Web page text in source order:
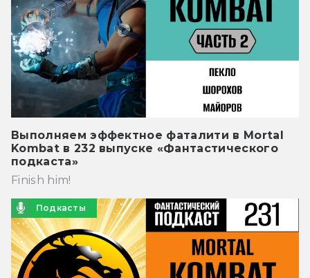
Выполняем эффектное фаталити в Mortal
Kombat в 232 выпуске «Фантастического
подкаста»
Finish him!
Подкасты